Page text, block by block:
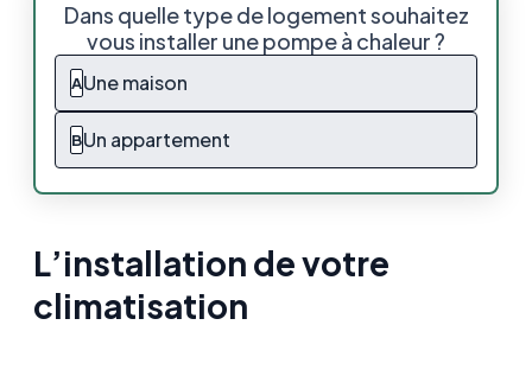
Dans quelle type de logement souhaitez
vous installer une pompe à chaleur ?
AUne maison
BUn appartement
L’installation de votre
climatisation
Installation d’une climatisation réversible :
que dit la loi ?
Où installer votre climatisation réversible
Comment choisir votre installateur de
climatisation ?